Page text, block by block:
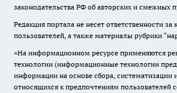
законодательства РФ об авторских и смежных
Редакция портала не несет ответственности
пользователей, а также материалы рубрики
«На информационном ресурсе применяются
технологии (информационные технологии
информации на основе сбора, систематизации
относящихся к предпочтениям пользователей